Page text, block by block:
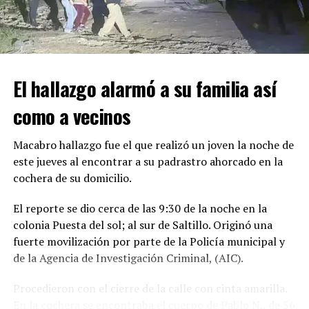
Automovilistas que presenciaron el percance solicitaron
apoyo a través del Sistema de Emergencias 911, por lo
que al lugar acudieron elementos de Tránsito Municipal
y rescatistas de la Secretaría de Salud.
Con Información Tomada de VANGUARDIA
El hallazgo alarmó a su familia así
como a vecinos
Macabro hallazgo fue el que realizó un joven la noche de
este jueves al encontrar a su padrastro ahorcado en la
cochera de su domicilio.
El reporte se dio cerca de las 9:30 de la noche en la
colonia Puesta del sol; al sur de Saltillo. Originó una
fuerte movilización por parte de la Policía municipal y
de la Agencia de Investigación Criminal, (AIC).
Procedieron con el cierre de la calle con cinta amarilla.